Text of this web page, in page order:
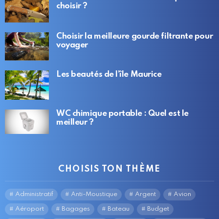
choisir ?
Choisir la meilleure gourde filtrante pour
voyager
Les beautés de l’île Maurice
WC chimique portable : Quel est le
meilleur ?
CHOISIS TON THÈME
Administratif Anti-Moustique Argent Avion
Aéroport Bagages Bateau Budget